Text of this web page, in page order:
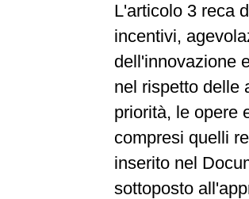
L'articolo 3 reca
incentivi,
dell'innovazione
nel rispetto delle
priorità, le opere
compresi quelli
inserito nel
sottoposto